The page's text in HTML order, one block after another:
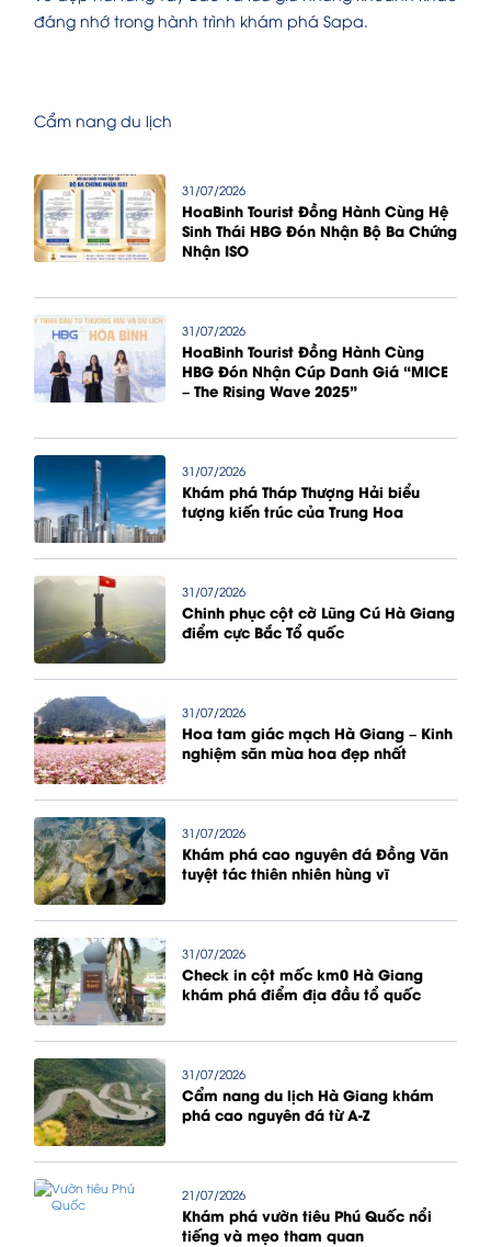
đáng nhớ trong hành trình khám phá Sapa.
Cẩm nang du lịch
31/07/2026
HoaBinh Tourist Đồng Hành Cùng Hệ
Sinh Thái HBG Đón Nhận Bộ Ba Chứng
Nhận ISO
31/07/2026
HoaBinh Tourist Đồng Hành Cùng
HBG Đón Nhận Cúp Danh Giá “MICE
– The Rising Wave 2025”
31/07/2026
Khám phá Tháp Thượng Hải biểu
tượng kiến trúc của Trung Hoa
31/07/2026
Chinh phục cột cờ Lũng Cú Hà Giang
điểm cực Bắc Tổ quốc
31/07/2026
Hoa tam giác mạch Hà Giang – Kinh
nghiệm săn mùa hoa đẹp nhất
31/07/2026
Khám phá cao nguyên đá Đồng Văn
tuyệt tác thiên nhiên hùng vĩ
31/07/2026
Check in cột mốc km0 Hà Giang
khám phá điểm địa đầu tổ quốc
31/07/2026
Cẩm nang du lịch Hà Giang khám
phá cao nguyên đá từ A-Z
21/07/2026
Khám phá vườn tiêu Phú Quốc nổi
tiếng và mẹo tham quan